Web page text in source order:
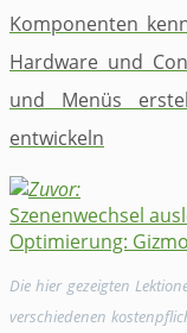
Komponenten
Hardware und
und Menüs
entwickeln
Zuvor:
Szenenwechsel
Optimierung:
Die hier gezeigten
verschiedenen